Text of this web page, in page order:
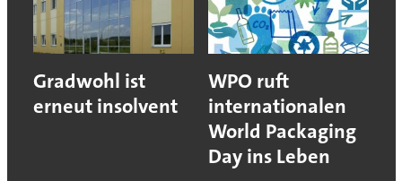
Gradwohl ist
erneut insolvent
WPO ruft
internationalen
World Packaging
Day ins Leben